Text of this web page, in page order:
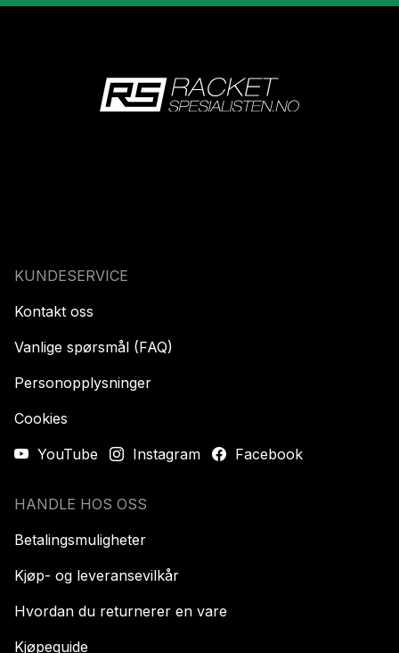
KUNDESERVICE
Kontakt oss
Vanlige spørsmål (FAQ)
Personopplysninger
Cookies
YouTube
Instagram Facebook
HANDLE HOS OSS
Betalingsmuligheter
Kjøp- og leveransevilkår
Hvordan du returnerer en vare
Kjøpeguide